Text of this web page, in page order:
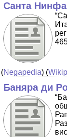
Санта Нинфа
(Negapedia) (
Баняра ди